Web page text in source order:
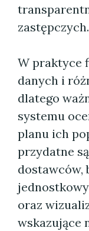
zastępczych.
W praktyce
danych i
dlatego
systemu
planu ich
przydatne
dostawców,
oraz
wskazujące